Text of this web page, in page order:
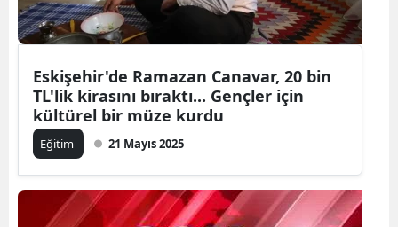
Eskişehir'de Ramazan Canavar, 20 bin
TL'lik kirasını bıraktı... Gençler için
kültürel bir müze kurdu
Eğitim 21 Mayıs 2025